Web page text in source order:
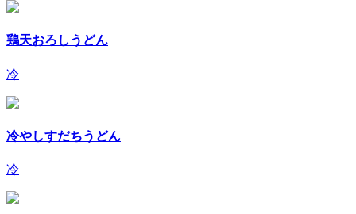
鶏天おろしうどん
冷
冷やしすだちうどん
冷